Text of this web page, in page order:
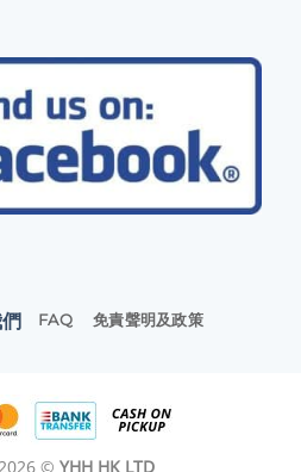
FAQ 免責聲明及政策
© YHH HK LTD